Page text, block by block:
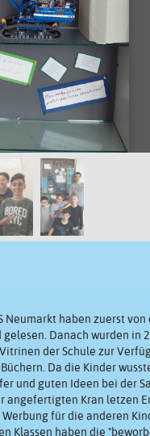
Neumarkt haben zuerst
Danach wurden in 2
der Schule zur
Da die Kinder
und guten Ideen bei der
angefertigten Kran letzen
für die anderen
Klassen haben die